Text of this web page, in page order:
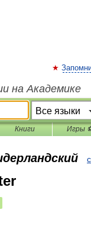
на Академике
Книги Игры